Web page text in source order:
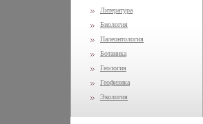
Литература
Биология
Палеонтология
Ботаника
Геология
Геофизика
Экология